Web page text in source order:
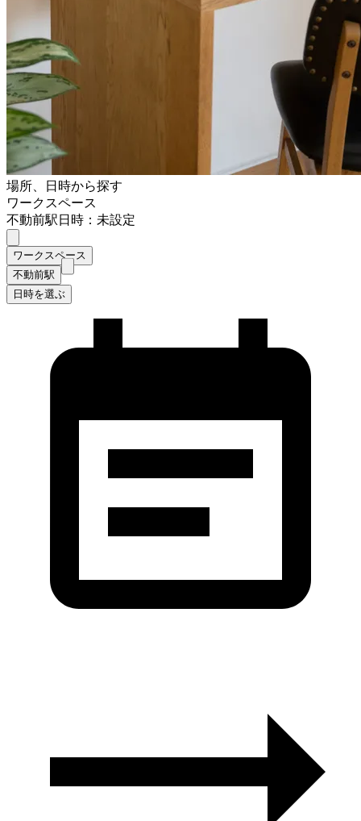
場所、日時から探す
ワークスペース
不動前駅日時：未設定
ワークスペース
不動前駅
日時を選ぶ